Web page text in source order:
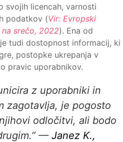
svojih licencah, varnosti
podatkov (Vir: Evropski
srečo, 2022). Ena od
tudi dostopnost informacij, ki
postopke ukrepanja v
pravic uporabnikov.
z uporabniki in
zagotavlja, je pogosto
odločitvi, ali bodo
— Janez K.,